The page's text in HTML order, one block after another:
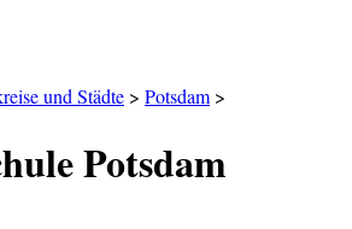
und Städte > Potsdam >
Potsdam